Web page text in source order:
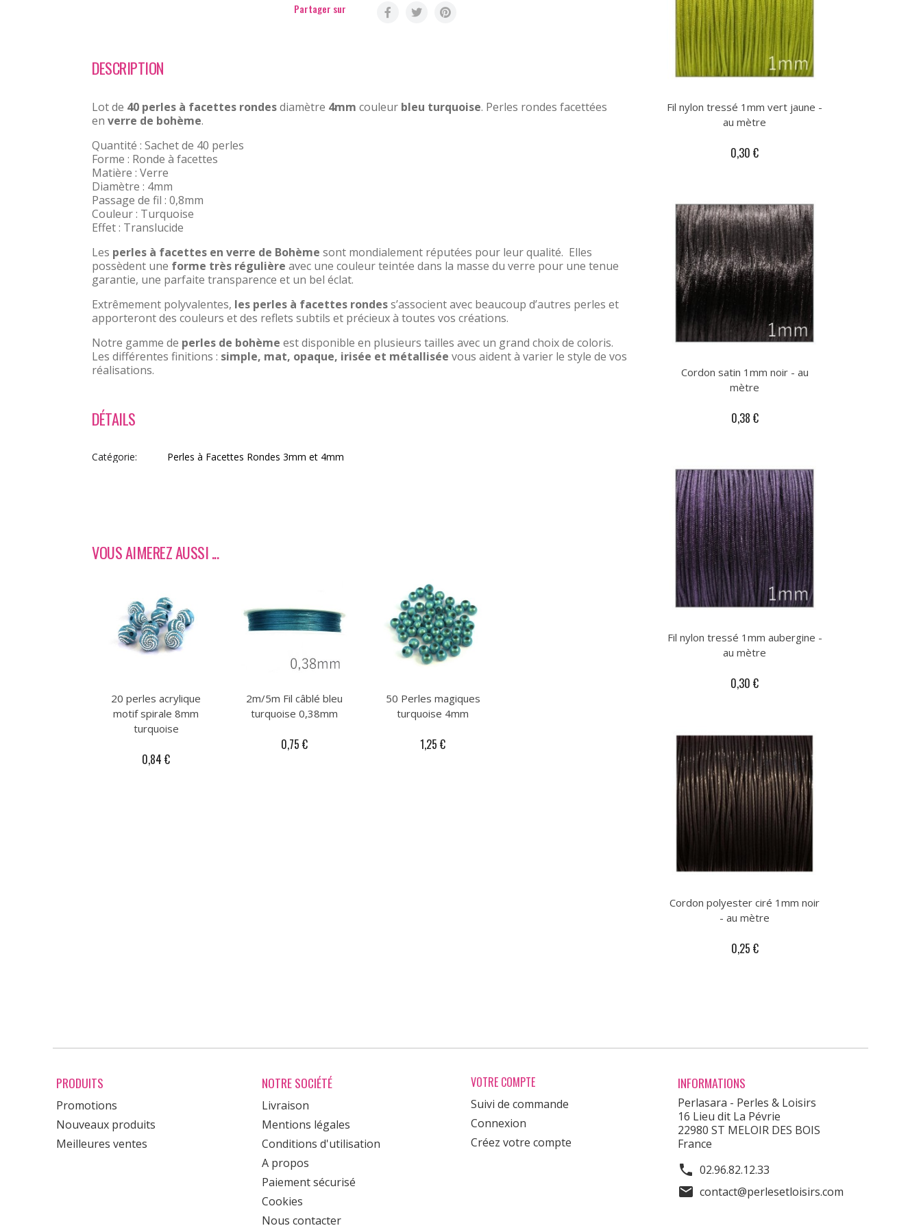
Partager sur
DESCRIPTION
Lot de 40 perles à facettes rondesdiamètre 4mm couleur bleu turquoise. Perles rondes facettées
en verre de bohème.
Quantité : Sachet de 40 perles
Forme : Ronde à facettes
Matière : Verre
Diamètre : 4mm
Passage de fil : 0,8mm
Couleur : Turquoise
Effet : Translucide
Les perles à facettes en verre de Bohème sont mondialement réputées pour leur qualité. Elles
possèdent une forme très régulière avec une couleur teintée dans la masse du verre pour une tenue
garantie, une parfaite transparence et un bel éclat.
Extrêmement polyvalentes, les perles à facettes rondess’associent avec beaucoup d’autres perles et
apporteront des couleurs et des reflets subtils et précieux à toutes vos créations.
Notre gamme de perles de bohème est disponible en plusieurs tailles avec un grand choix de coloris.
Les différentes finitions : simple, mat, opaque, irisée et métallisée vous aident à varier le style de vos
réalisations.
DÉTAILS
Catégorie Perles à Facettes Rondes 3mm et 4mm
VOUS AIMEREZ AUSSI ...
20 perles acrylique
motif spirale 8mm
turquoise
0,84 €
2m/5m Fil câblé bleu
turquoise 0,38mm
0,75 €
50 Perles magiques
turquoise 4mm
1,25 €
Fil nylon tressé 1mm vert jaune -
au mètre
0,30 €
Cordon satin 1mm noir - au
mètre
0,38 €
Fil nylon tressé 1mm aubergine -
au mètre
0,30 €
Cordon polyester ciré 1mm noir
- au mètre
0,25 €
PRODUITS
Promotions
Nouveaux produits
Meilleures ventes
NOTRE SOCIÉTÉ
Livraison
Mentions légales
Conditions d'utilisation
A propos
Paiement sécurisé
Cookies
Nous contacter
VOTRE COMPTE
Suivi de commande
Connexion
Créez votre compte
INFORMATIONS
Perlasara - Perles & Loisirs
16 Lieu dit La Pévrie
22980 ST MELOIR DES BOIS
France
phone 02.96.82.12.33
mail contact@perlesetloisirs.com